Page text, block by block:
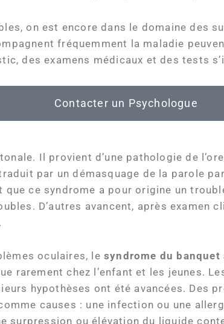
on est encore dans le domaine des
fréquemment la maladie
des examens médicaux et des tests
Contacter un Psychologue
Il provient d’une pathologie de
par un démasquage de la parole
ce syndrome a pour origine un
D’autres avancent, après examen
oculaires, le syndrome du banquet
rarement chez l’enfant et les jeunes.
hypothèses ont été avancées. Des
causes : une infection ou une
surpression ou élévation du liquide